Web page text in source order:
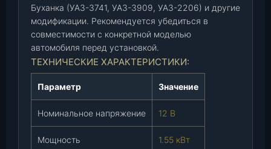
3
7
8
0
Буханка (УАЗ-3741, УАЗ-3909, УАЗ-2206) и другие
модификации. Рекомендуется убедиться в
совместимости с конкретной моделью
автомобиля перед установкой.
ТЕХНИЧЕСКИЕ ХАРАКТЕРИСТИКИ:
Параметр Значение
Номинальное напряжение 12 В
Мощность 1.55 кВт